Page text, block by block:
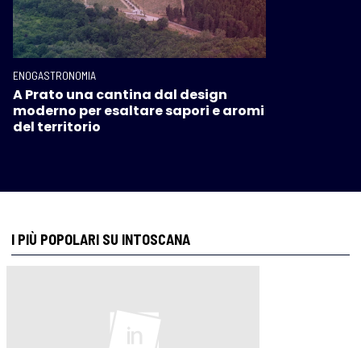
ENOGASTRONOMIA
A Prato una cantina dal design
moderno per esaltare sapori e aromi
del territorio
I PIÙ POPOLARI SU INTOSCANA